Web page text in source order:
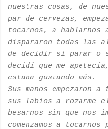
nuestras cosas, de
par de cervezas,
tocarnos, a
dispararon todas las
de decidir si parar o
decidí que me
estaba gustando más.
Sus manos empezaron
sus labios a rozarme
besarnos sin que nos
comenzamos a